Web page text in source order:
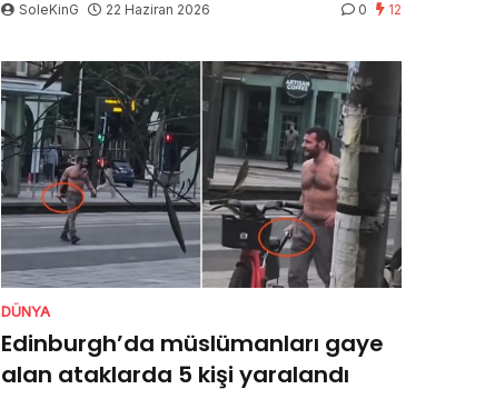
SoleKinG 22 Haziran 2026 0 12
DÜNYA
Edinburgh’da müslümanları gaye
alan ataklarda 5 kişi yaralandı